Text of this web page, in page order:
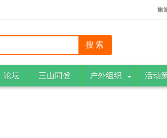
旅
论坛 三山同登 户外组织 活动